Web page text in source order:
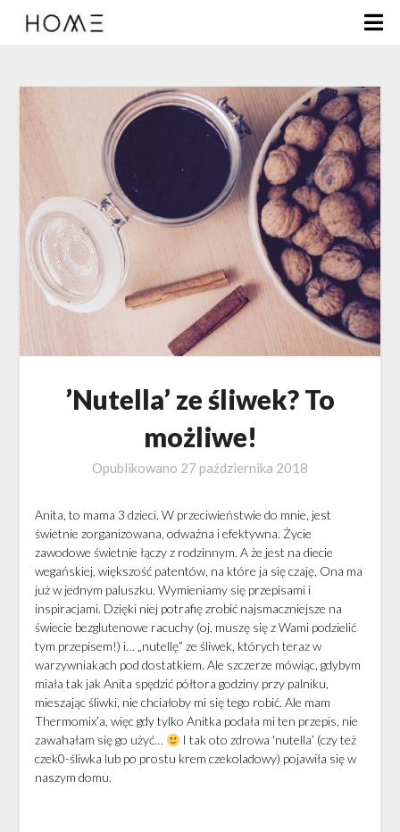
’Nutella’ ze śliwek? To
możliwe!
Opublikowano 27 października 2018
Anita, to mama 3 dzieci. W przeciwieństwie do mnie, jest
świetnie zorganizowana, odważna i efektywna. Życie
zawodowe świetnie łączy z rodzinnym. A że jest na diecie
wegańskiej, większość patentów, na które ja się czaję, Ona ma
już w jednym paluszku. Wymieniamy się przepisami i
inspiracjami. Dzięki niej potrafię zrobić najsmaczniejsze na
świecie bezglutenowe racuchy (oj, muszę się z Wami podzielić
tym przepisem!) i… „nutellę” ze śliwek, których teraz w
warzywniakach pod dostatkiem. Ale szczerze mówiąc, gdybym
miała tak jak Anita spędzić półtora godziny przy palniku,
mieszając śliwki, nie chciałoby mi się tego robić. Ale mam
Thermomix’a, więc gdy tylko Anitka podała mi ten przepis, nie
zawahałam się go użyć…
I tak oto zdrowa 'nutella’ (czy też
czek0-śliwka lub po prostu krem czekoladowy) pojawiła się w
naszym domu.